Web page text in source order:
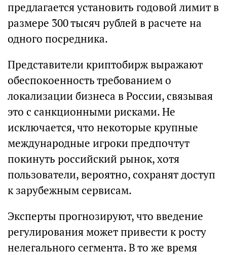
предлагается установить годовой лимит в
размере 300 тысяч рублей в расчете на
одного посредника.
Представители криптобирж выражают
обеспокоенность требованием о
локализации бизнеса в России, связывая
это с санкционными рисками. Не
исключается, что некоторые крупные
международные игроки предпочтут
покинуть российский рынок, хотя
пользователи, вероятно, сохранят доступ
к зарубежным сервисам.
Эксперты прогнозируют, что введение
регулирования может привести к росту
нелегального сегмента. В то же время